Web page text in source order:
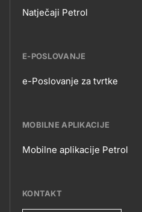
Natječaji Petrol
E-POSLOVANJE
POSLOVANJE
e-Poslovanje za tvrtke
MOBILNE APLIKACIJE
APLIKACIJE
Mobilne aplikacije Petrol
KONTAKT